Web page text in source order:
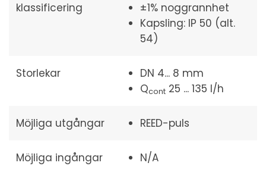
klassificering
±1% noggrannhet
Kapsling: IP 50 (alt.
54)
Storlekar
DN 4... 8 mm
Qcont 25 ... 135 l/h
Möjliga utgångar REED-puls
Möjliga ingångar N/A